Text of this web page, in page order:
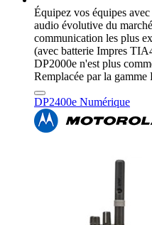
Équipez vos équipes
audio évolutive du
communication les plus
(avec batterie Impres
DP2000e n'est plus
Remplacée par la gamme
DP2400e Numérique